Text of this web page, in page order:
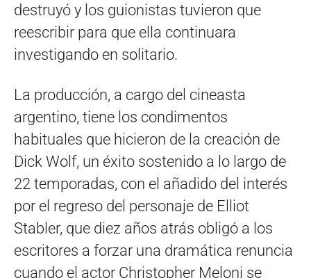
destruyó y los guionistas tuvieron que
reescribir para que ella continuara
investigando en solitario.
La producción, a cargo del cineasta
argentino, tiene los condimentos
habituales que hicieron de la creación de
Dick Wolf, un éxito sostenido a lo largo de
22 temporadas, con el añadido del interés
por el regreso del personaje de Elliot
Stabler, que diez años atrás obligó a los
escritores a forzar una dramática renuncia
cuando el actor Christopher Meloni se